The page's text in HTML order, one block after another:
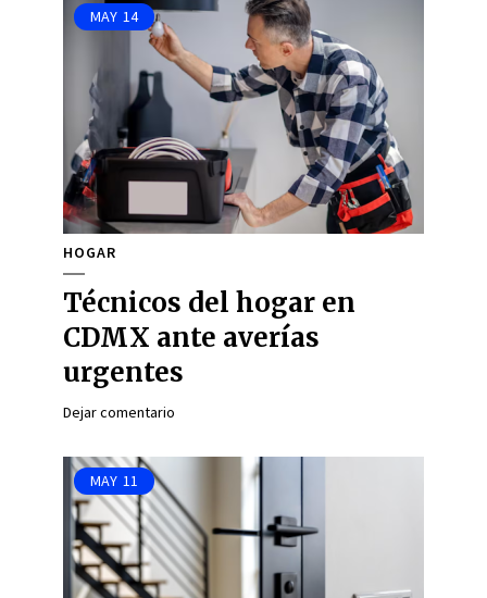
MAY 14
HOGAR
Técnicos del hogar en
CDMX ante averías
urgentes
Dejar comentario
MAY 11